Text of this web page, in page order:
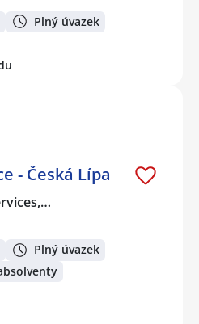
Plný úvazek
- Česká Lípa
Plný úvazek